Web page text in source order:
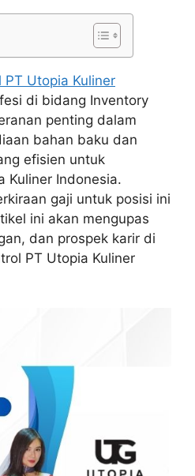
PT Utopia Kuliner
di bidang Inventory
penting dalam
bahan baku dan
efisien untuk
Kuliner Indonesia.
gaji untuk posisi ini
ini akan mengupas
dan prospek karir di
PT Utopia Kuliner